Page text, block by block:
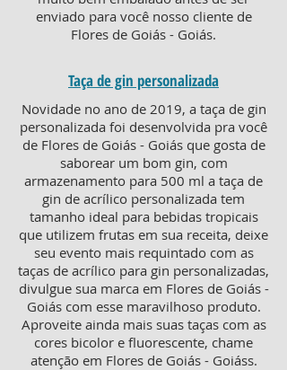
enviado para você nosso cliente de
Flores de Goiás - Goiás.
Taça de gin personalizada
Novidade no ano de 2019, a taça de gin
personalizada foi desenvolvida pra você
de Flores de Goiás - Goiás que gosta de
saborear um bom gin, com
armazenamento para 500 ml a taça de
gin de acrílico personalizada tem
tamanho ideal para bebidas tropicais
que utilizem frutas em sua receita, deixe
seu evento mais requintado com as
taças de acrílico para gin personalizadas,
divulgue sua marca em Flores de Goiás -
Goiás com esse maravilhoso produto.
Aproveite ainda mais suas taças com as
cores bicolor e fluorescente, chame
atenção em Flores de Goiás - Goiáss.